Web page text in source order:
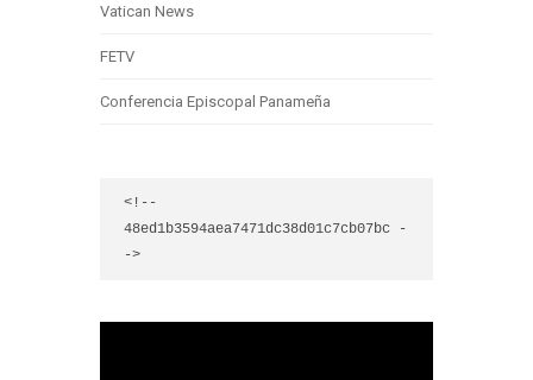
Vatican News
FETV
Conferencia Episcopal Panameña
<!--
48ed1b3594aea7471dc38d01c7cb07bc -
->